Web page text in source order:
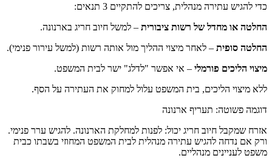
כדי להגיש עתירה מנהלית, צריכים להתקיים 3 תנאים:
החלטה או מחדל של רשות ציבורית – למשל חיוב חריג בארנונה.
החלטה סופית – לאחר מיצוי ההליך מול אותה רשות (למשל עירור פנימי).
מיצוי הליכים פורמלי – אי אפשר "לדלג" ישר לבית המשפט.
ללא מיצוי הליכים, בית המשפט עלול למחוק את העתירה על הסף.
דוגמה פשוטה: תעריף ארנונה
אזרח שמקבל חיוב חריג יכול: לפנות למחלקת הארנונה. להגיש ערר פנימי.
ורק אם נדחה להגיש עתירה מנהלית לבית המשפט המחוזי בשבתו כבית
משפט לעניינים מנהליים.